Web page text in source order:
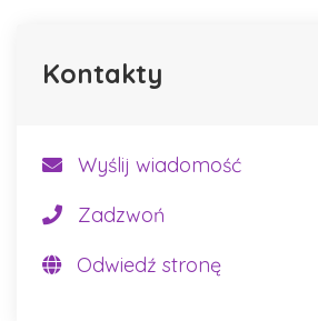
Kontakty
Wyślij wiadomość
Zadzwoń
Odwiedź stronę